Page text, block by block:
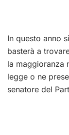
In questo anno
basterà a
la maggioranza
legge o ne
senatore del